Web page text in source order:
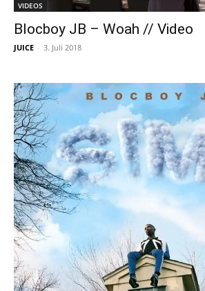
VIDEOS
Blocboy JB – Woah // Video
JUICE - 3. Juli 2018